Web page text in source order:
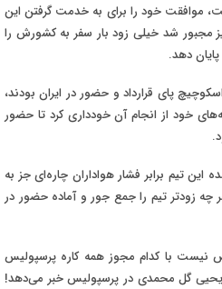
موافقت خود را برای به خدمت گرفتن این
مجبور شد خیلی زود بار سفر به کشورش را
دهد.
پای قرارداد و حضور در ایران بودند،
خود از انجام آن خودداری کرد تا حضور
.
تیم برابر فشار هواداران چاره‌ای جز به
چه زودتر تیم را جمع جور و آماده حضور در
نیست با کدام مجوز همه کاره پرسپولیس
یحیی گل محمدی در پرسپولیس خبر می‌دهد!